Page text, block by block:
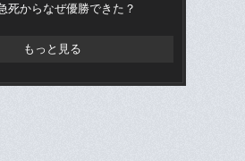
死からなぜ優勝できた？
もっと見る